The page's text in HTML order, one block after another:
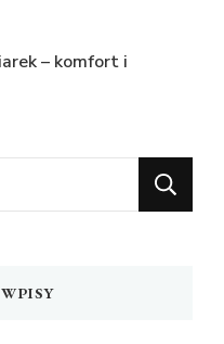
– komfort i